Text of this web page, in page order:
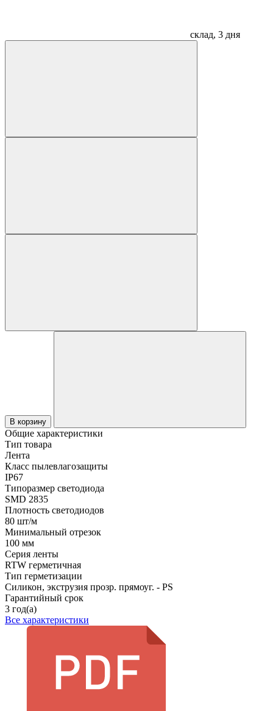
склад, 3 дня
В корзину
Общие характеристики
Тип товара
Лента
Класс пылевлагозащиты
IP67
Типоразмер светодиода
SMD 2835
Плотность светодиодов
80 шт/м
Минимальный отрезок
100 мм
Серия ленты
RTW герметичная
Тип герметизации
Силикон, экструзия прозр. прямоуг. - PS
Гарантийный срок
3 год(а)
Все характеристики